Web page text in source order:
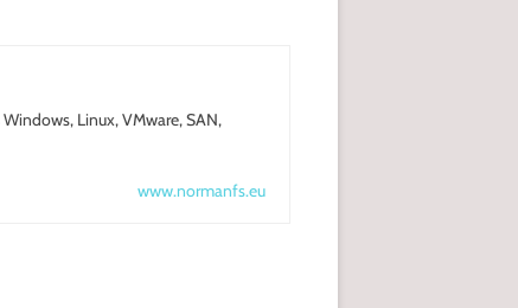
Linux, VMware, SAN,
www.normanfs.eu